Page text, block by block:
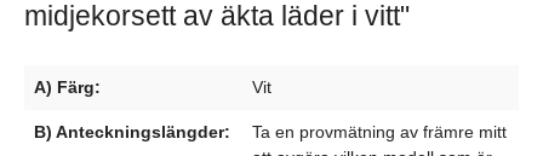
midjekorsett av äkta läder i vitt"
A) Färg: Vit
B) Anteckningslängder:
Ta en provmätning av främre mitt